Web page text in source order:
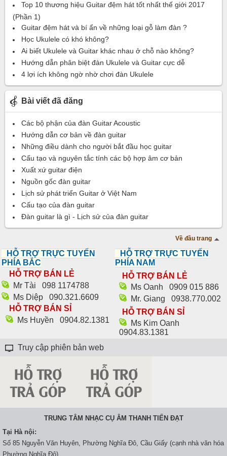
Top 10 thương hiệu Guitar đệm hát tốt nhất thế giới 2017
(Phần 1)
Guitar đệm hát và bí ẩn về những loại gỗ làm đàn ?
Học Ukulele có khó không?
Ai biết Ukulele và Guitar khác nhau ở chỗ nào không?
Hướng dẫn phân biệt đàn Ukulele và Guitar cực dễ
4 lợi ích không ngờ nhờ chơi đàn Ukulele
Bài viết đã đăng
Các bộ phận của đàn Guitar Acoustic
Hướng dẫn cơ bản về đàn guitar
Những điều dành cho người bắt đầu học guitar
Cấu tạo và nguyên tắc tính các bộ hợp âm cơ bản
Xuất xứ guitar điện
Nguồn gốc đàn guitar
Lịch sử phát triển Guitar ở Việt Nam
Cấu tạo của đàn guitar
Đàn guitar là gì - Lịch sử của đàn guitar
Về đầu trang
HỖ TRỢ TRỰC TUYẾN
PHÍA BẮC
HỖ TRỢ BÁN LẺ
Mr Tài
098 1174788‬
Ms Diệp
090.321.6609
HỖ TRỢ BÁN SỈ
Ms Huyền
0904.82.1381
HỖ TRỢ TRỰC TUYẾN
PHÍA NAM
HỖ TRỢ BÁN LẺ
Ms Oanh
0909 015 886
Mr. Giang
0938.770.002
HỖ TRỢ BÁN SỈ
Ms Kim Oanh
0904.83.1381
Truy cập phiên bản web
TRUNG TÂM NHẠC CỤ ÂM THANH TIẾN ĐẠT
Tại Hà nội:
Số 85 Nguyễn Văn Huyên, Phường Nghĩa Đô, Cầu Giấy (cạnh nhà văn hóa
Phường Nghĩa Đô)